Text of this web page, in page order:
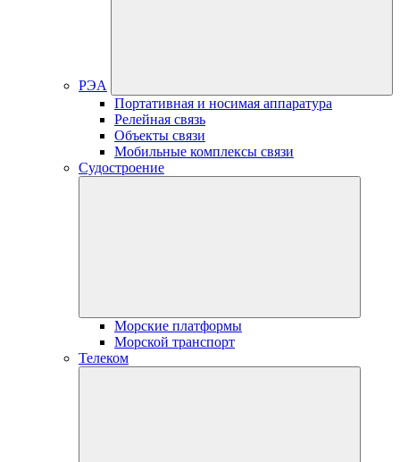
РЭА
Портативная и носимая аппаратура
Релейная связь
Объекты связи
Мобильные комплексы связи
Судостроение
Морские платформы
Морской транспорт
Телеком